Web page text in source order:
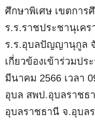
ศึกษาพิเศษ เขตการ
ร.ร.ราชประชานุเค
ร.ร.อุบลปัญญานุกูล
เกี่ยวข้องเข้าร่วมป
มีนาคม 2566 เวลา
อุบล สพป.อุบลราชธ
อุบลราชธานี จ.อุบล